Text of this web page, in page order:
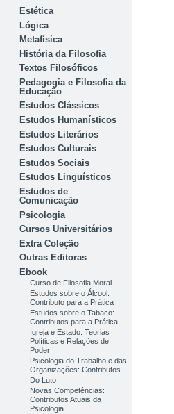
Estética
Lógica
Metafísica
História da Filosofia
Textos Filosóficos
Pedagogia e Filosofia da
Educação
Estudos Clássicos
Estudos Humanísticos
Estudos Literários
Estudos Culturais
Estudos Sociais
Estudos Linguísticos
Estudos de
Comunicação
Psicologia
Cursos Universitários
Extra Coleção
Outras Editoras
Ebook
Curso de Filosofia Moral
Estudos sobre o Álcool:
Contributo para a Prática
Estudos sobre o Tabaco:
Contributos para a Prática
Igreja e Estado: Teorias
Políticas e Relações de
Poder
Psicologia do Trabalho e das
Organizações: Contributos
Do Luto
Novas Competências:
Contributos Atuais da
Psicologia